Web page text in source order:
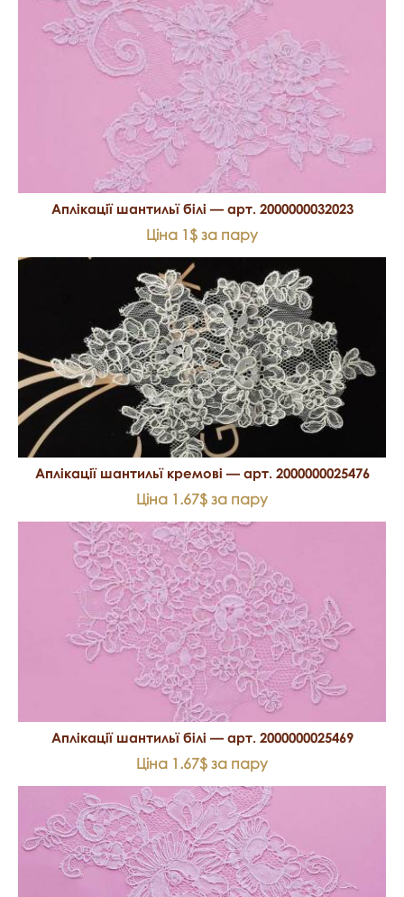
Аплікації шантильї білі — арт. 2000000032023
Ціна 1$ за пару
Аплікації шантильї кремові — арт. 2000000025476
Ціна 1.67$ за пару
Аплікації шантильї білі — арт. 2000000025469
Ціна 1.67$ за пару